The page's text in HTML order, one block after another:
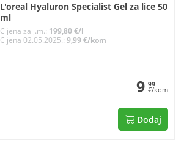
L'oreal Hyaluron Specialist Gel za lice 50
ml
Cijena za j.m.: 199,80 €/l
Cijena 02.05.2025.:9,99 €/kom
9 99
€/kom
Dodaj